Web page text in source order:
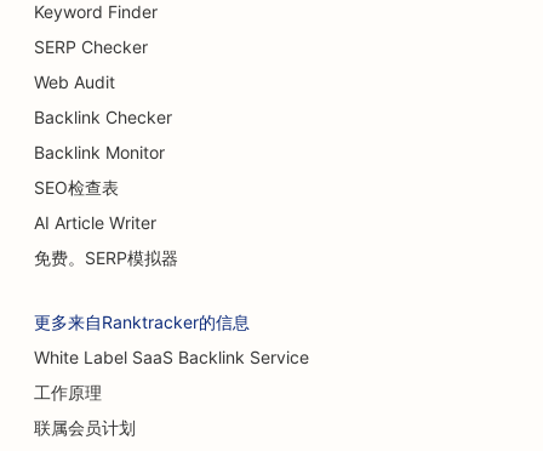
Keyword Finder
SERP Checker
Web Audit
Backlink Checker
Backlink Monitor
SEO检查表
AI Article Writer
免费。SERP模拟器
更多来自Ranktracker的信息
White Label SaaS Backlink Service
工作原理
联属会员计划